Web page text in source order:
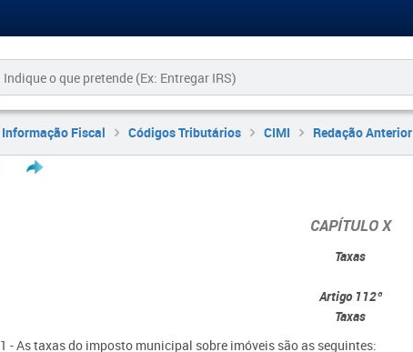
Informação Fiscal Códigos Tributários CIMI Redação Anterior
CAPÍTULO X
Taxas
Artigo 112º
Taxas
1 - As taxas do imposto municipal sobre imóveis são as seguintes: